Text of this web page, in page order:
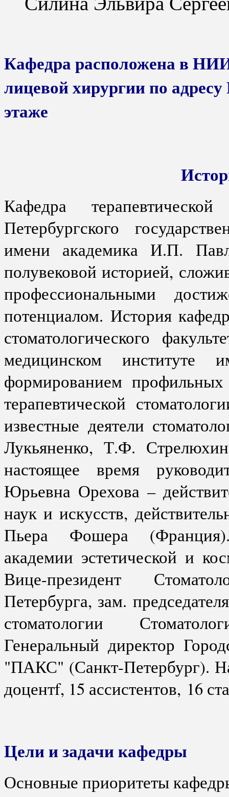
Кафедра расположена в
лицевой хирургии по
этаже
Кафедра
Петербургского
имени академика И.П.
полувековой историей,
профессиональными
потенциалом. История
стоматологического
медицинском институте
формированием
терапевтической
известные деятели
Лукьяненко, Т.Ф.
настоящее время
Юрьевна Орехова –
наук и искусств,
Пьера Фошера
академии эстетической и
Вице-президент
Петербурга, зам.
стоматологии
Генеральный директор
"ПАКС" (Санкт-Петербург).
доцентf, 15 ассистентов, 16
Цели и задачи кафедры
Основные приоритеты